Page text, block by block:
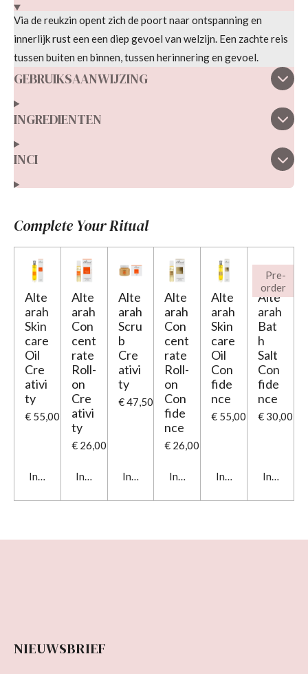
Via de reukzin opent zich de poort naar ontspanning en
innerlijk rust een een diep gevoel van welzijn. Een zachte reis
tussen buiten en binnen, tussen herinnering en gevoel.
GEBRUIKSAANWIJZING
INGREDIENTEN
INCI
Complete Your Ritual
Alte
arah
Skin
care
Oil
Cre
ativi
ty
€ 55,00
In winkelwagen
Alte
arah
Con
cent
rate
Roll-
on
Cre
ativi
ty
€ 26,00
In winkelwagen
Alte
arah
Scru
b
Cre
ativi
ty
€ 47,50
In winkelwagen
Alte
arah
Con
cent
rate
Roll-
on
Con
fide
nce
€ 26,00
In winkelwagen
Alte
arah
Skin
care
Oil
Con
fide
nce
€ 55,00
In winkelwagen
Pre-
order
Alte
arah
Bat
h
Salt
Con
fide
nce
€ 30,00
In
NIEUWSBRIEF